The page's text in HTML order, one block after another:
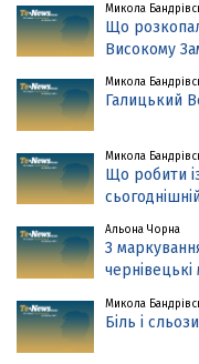
Микола
Що
Високому
Микола
Галицький
Микола
Що робити
Альона Чорна
З
чернівецькі
Микола
Біль і